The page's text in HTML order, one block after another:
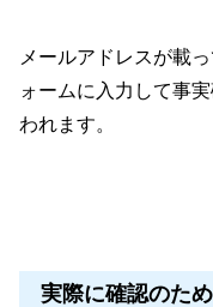
メールアドレスが載
ォームに入力して事
われます。
実際に確認のた